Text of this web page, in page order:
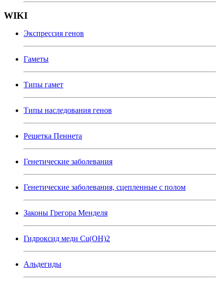
WIKI
Экспрессия генов
Гаметы
Типы гамет
Типы наследования генов
Решетка Пеннета
Генетические заболевания
Генетические заболевания, сцепленные с полом
Законы Грегора Менделя
Гидроксид меди Cu(OH)2
Альдегиды